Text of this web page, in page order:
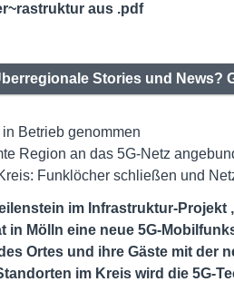
aus .pdf
Stories und News?
Betrieb genommen
Region an das 5G-Netz
Funklöcher schließen und
im Infrastruktur-
in Mölln eine neue 5G-
Ortes und ihre Gäste mit der
im Kreis wird die 5G-